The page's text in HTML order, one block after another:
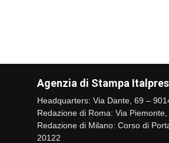
Agenzia di Stampa
Headquarters: Via Dante, 69 –
Redazione di Roma: Via
Redazione di Milano: Corso di
20122